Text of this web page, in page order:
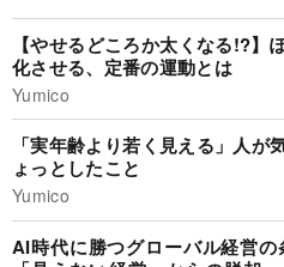
【やせるどころか太くなる!?】
化させる、定番の運動とは
Yumico
「実年齢より若く見える」人が
ょっとしたこと
Yumico
AI時代に勝つグローバル経営